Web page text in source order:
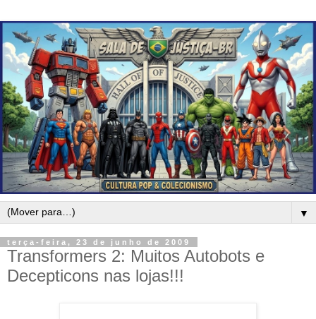
▼
terça-feira, 23 de junho de 2009
Transformers 2: Muitos Autobots e
Decepticons nas lojas!!!